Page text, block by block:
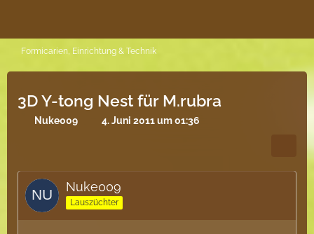
Formicarien, Einrichtung & Technik
3D Y-tong Nest für M.rubra
Nuke009 4. Juni 2011 um 01:36
Nuke009
Lauszüchter